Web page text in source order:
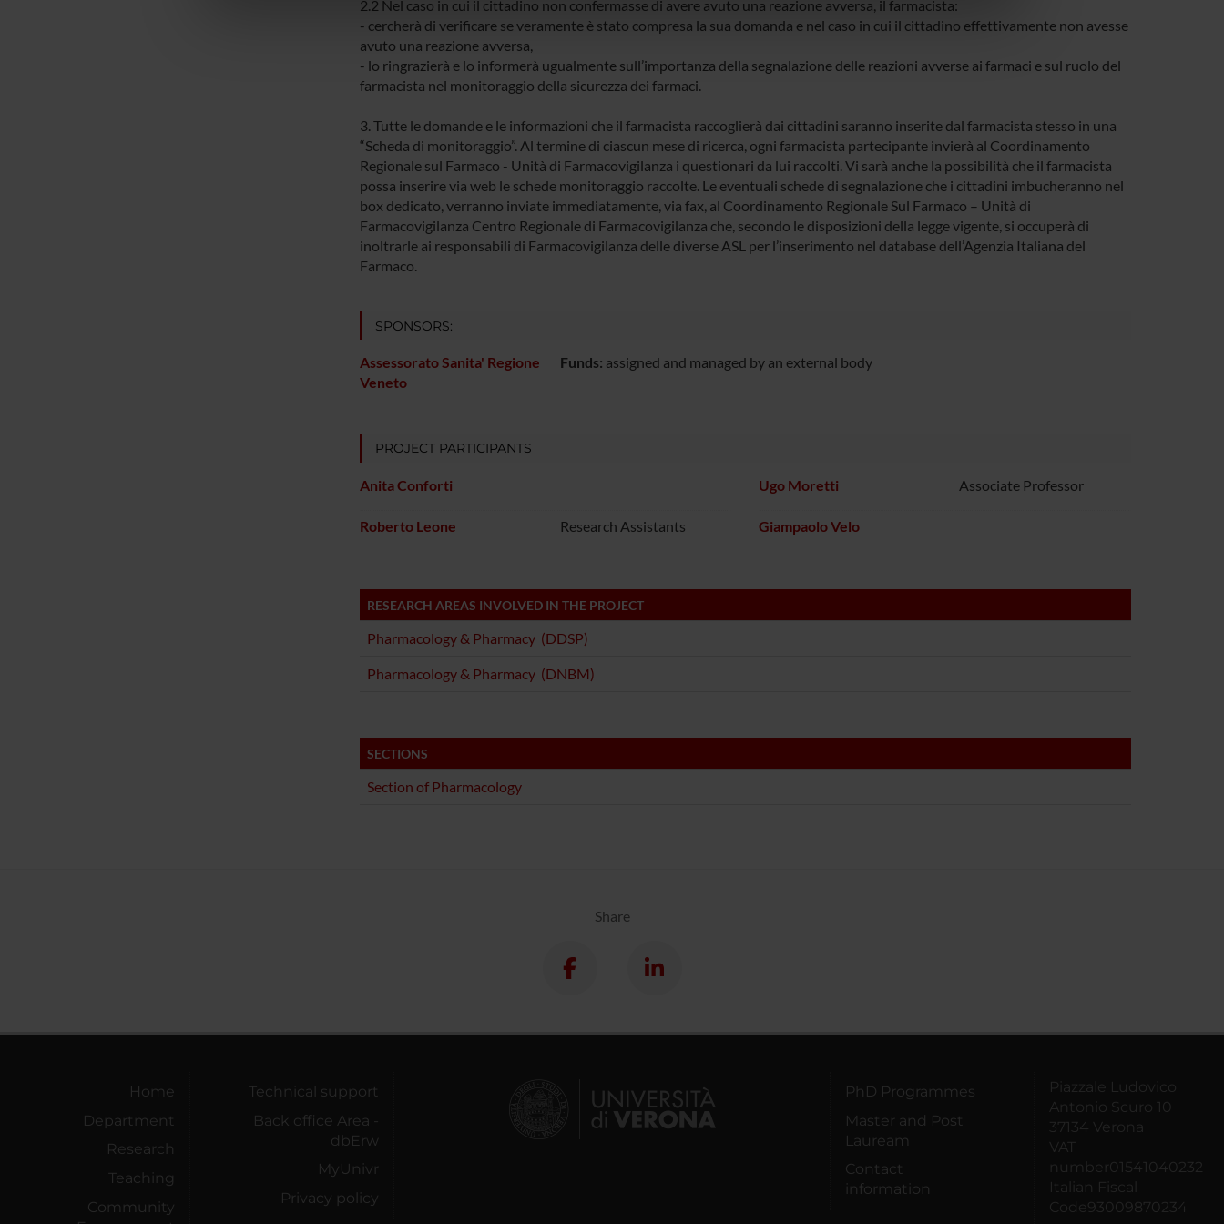
che hanno raccolto dal tuo utilizzo dei loro servizi.
2.2 Nel caso in cui il cittadino non confermasse di avere avuto una reazione avversa, il farmacista:
- cercherà di verificare se veramente è stato compresa la sua domanda e nel caso in cui il cittadino effettivamente non avesse
avuto una reazione avversa,
- lo ringrazierà e lo informerà ugualmente sull’importanza della segnalazione delle reazioni avverse ai farmaci e sul ruolo del
farmacista nel monitoraggio della sicurezza dei farmaci.
3. Tutte le domande e le informazioni che il farmacista raccoglierà dai cittadini saranno inserite dal farmacista stesso in una
“Scheda di monitoraggio”. Al termine di ciascun mese di ricerca, ogni farmacista partecipante invierà al Coordinamento
Regionale sul Farmaco - Unità di Farmacovigilanza i questionari da lui raccolti. Vi sarà anche la possibilità che il farmacista
possa inserire via web le schede monitoraggio raccolte. Le eventuali schede di segnalazione che i cittadini imbucheranno nel
box dedicato, verranno inviate immediatamente, via fax, al Coordinamento Regionale Sul Farmaco – Unità di
Farmacovigilanza Centro Regionale di Farmacovigilanza che, secondo le disposizioni della legge vigente, si occuperà di
inoltrarle ai responsabili di Farmacovigilanza delle diverse ASL per l’inserimento nel database dell’Agenzia Italiana del
Farmaco.
SPONSORS:
Assessorato Sanita' Regione
Veneto
Funds: assigned and managed by an external body
PROJECT PARTICIPANTS
Anita Conforti
Roberto Leone Research Assistants
Ugo Moretti Associate Professor
Giampaolo Velo
RESEARCH AREAS INVOLVED IN THE PROJECT
Pharmacology & Pharmacy (DDSP)
Pharmacology & Pharmacy (DNBM)
SECTIONS
Section of Pharmacology
Share
Home
Department
Research
Teaching
Community
Technical support
Back office Area -
dbErw
MyUnivr
Privacy policy
PhD Programmes
Master and Post
Lauream
Contact
information
Piazzale Ludovico
Antonio Scuro 10
37134 Verona
VAT
number01541040232
Italian Fiscal
Code93009870234